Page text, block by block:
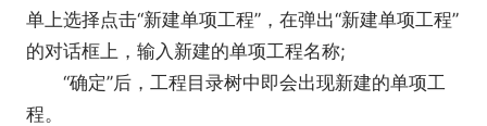
单上选择点击“新建单项工程”，在弹出“新建单项工程”
的对话框上，输入新建的单项工程名称;
“确定”后，工程目录树中即会出现新建的单项工
程。